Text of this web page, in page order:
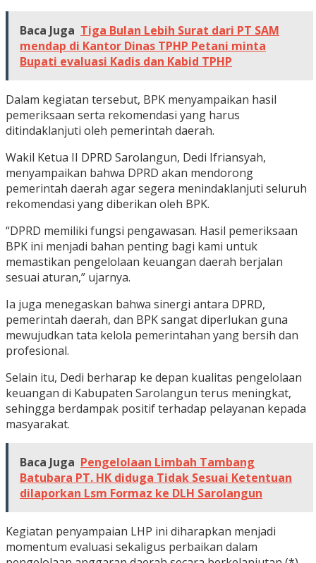
Baca Juga Tiga Bulan Lebih Surat dari PT SAM
mendap di Kantor Dinas TPHP Petani minta
Bupati evaluasi Kadis dan Kabid TPHP
Dalam kegiatan tersebut, BPK menyampaikan hasil
pemeriksaan serta rekomendasi yang harus
ditindaklanjuti oleh pemerintah daerah.
Wakil Ketua II DPRD Sarolangun, Dedi Ifriansyah,
menyampaikan bahwa DPRD akan mendorong
pemerintah daerah agar segera menindaklanjuti seluruh
rekomendasi yang diberikan oleh BPK.
“DPRD memiliki fungsi pengawasan. Hasil pemeriksaan
BPK ini menjadi bahan penting bagi kami untuk
memastikan pengelolaan keuangan daerah berjalan
sesuai aturan,” ujarnya.
Ia juga menegaskan bahwa sinergi antara DPRD,
pemerintah daerah, dan BPK sangat diperlukan guna
mewujudkan tata kelola pemerintahan yang bersih dan
profesional.
Selain itu, Dedi berharap ke depan kualitas pengelolaan
keuangan di Kabupaten Sarolangun terus meningkat,
sehingga berdampak positif terhadap pelayanan kepada
masyarakat.
Baca Juga Pengelolaan Limbah Tambang
Batubara PT. HK diduga Tidak Sesuai Ketentuan
dilaporkan Lsm Formaz ke DLH Sarolangun
Kegiatan penyampaian LHP ini diharapkan menjadi
momentum evaluasi sekaligus perbaikan dalam